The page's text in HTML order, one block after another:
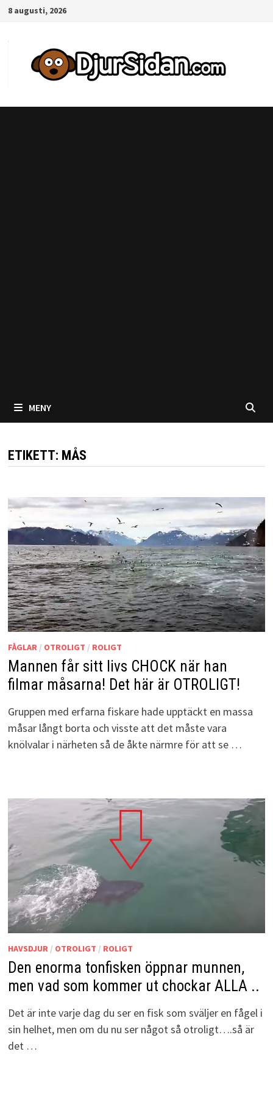
Hoppa
innehåll
8 augusti, 2026
MENY
ETIKETT: MÅS
FÅGLAR/ OTROLIGT / ROLIGT
Mannen får sitt livs CHOCK när han
filmar måsarna! Det här är OTROLIGT!
Gruppen med erfarna fiskare hade upptäckt en massa
måsar långt borta och visste att det måste vara
knölvalar i närheten så de åkte närmre för att se …
HAVSDJUR/ OTROLIGT / ROLIGT
Den enorma tonfisken öppnar munnen,
men vad som kommer ut chockar ALLA ..
Det är inte varje dag du ser en fisk som sväljer en fågel i
sin helhet, men om du nu ser något så otroligt….så är
det …